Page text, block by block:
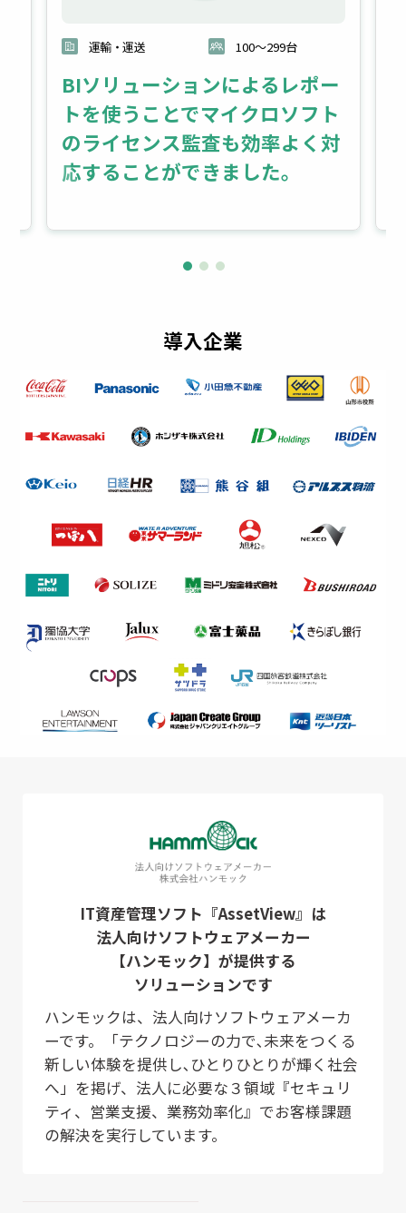
運輸・運送 100～299台
BIソリューションによるレポー
トを使うことでマイクロソフト
のライセンス監査も効率よく対
応することができました。
導入企業
IT資産管理ソフト『AssetView』は
法人向けソフトウェアメーカー
【ハンモック】が提供する
ソリューションです
ハンモックは、法人向けソフトウェアメーカ
ーです。「テクノロジーの力で､未来をつくる
新しい体験を提供し､ひとりひとりが輝く社会
へ」を掲げ、法人に必要な３領域『セキュリ
ティ、営業支援、業務効率化』でお客様課題
の解決を実行しています。